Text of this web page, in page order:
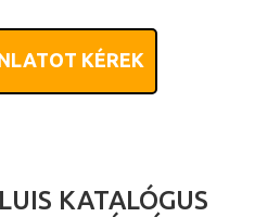
KÉREK
KATALÓGUS